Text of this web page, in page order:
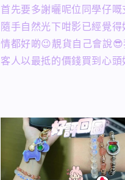
首先要多謝曬呢位同學仔嘅
隨手自然光下咁影已經覺
情都好啲😉靚貨自己會說
客人以最抵的價錢買到心